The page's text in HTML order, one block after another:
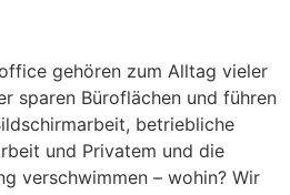
gehören zum Alltag vieler
sparen Büroflächen und führen
betrieb­liche
und Privatem und die
verschwimmen – wohin? Wir